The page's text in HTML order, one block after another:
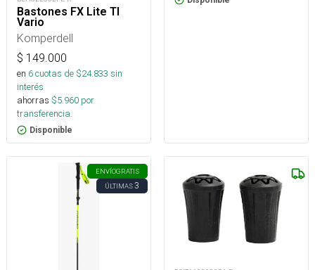
Bastones FX Lite TI
Vario
Komperdell
$ 149.000
en 6cuotas de $24.833 sin
interés
ahorras $5.960 por
transferencia.
Disponible
ENVÍOGRATIS
ÚLTIMAS3